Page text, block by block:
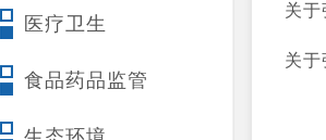
医疗卫生
食品药品监管
关
关